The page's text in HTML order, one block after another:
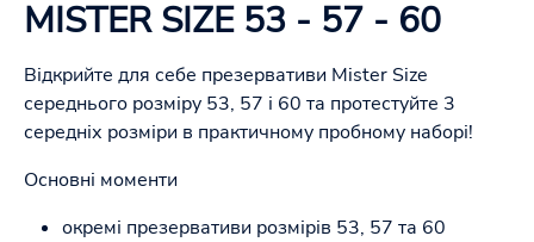
MISTER SIZE 53 - 57 - 60
Відкрийте для себе презервативи Mister Size
середнього розміру 53, 57 і 60 та протестуйте 3
середніх розміри в практичному пробному наборі!
Основні моменти
окремі презервативи розмірів 53, 57 та 60